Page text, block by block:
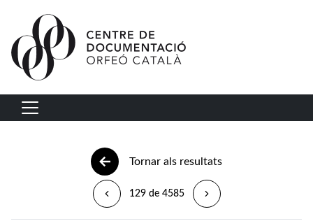
Vés al contingut
Navegació principal
Tornar als resultats
129 de 4585